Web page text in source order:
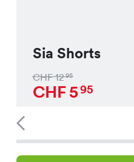
Sia Shorts
CHF1295
CHF595